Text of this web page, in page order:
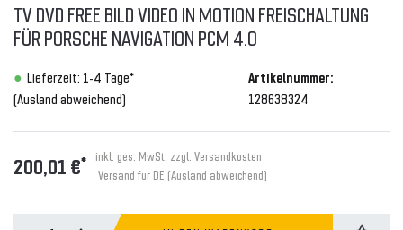
TV DVD FREE BILD VIDEO IN MOTION FREISCHALTUNG
FÜR PORSCHE NAVIGATION PCM 4.0
Lieferzeit: 1-4 Tage*
(Ausland abweichend)
Artikelnummer:
128638324
200,01 €* inkl. ges. MwSt. zzgl. Versandkosten
Versand für DE (Ausland abweichend)